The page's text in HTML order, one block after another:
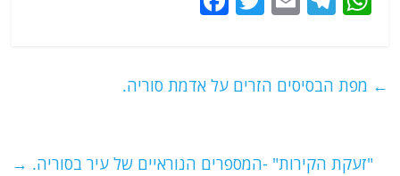
s
g
l
er
e ← מפת הבסיסים הזרים על אדמת סוריה.
"זעקת הקירות" -המספרים הנוראיים של עיר בסוריה. →